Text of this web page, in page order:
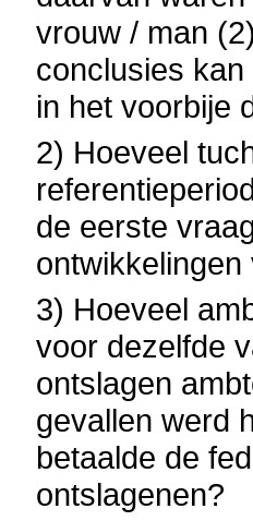
vrouw / man
conclusies
in het voorbije
2) Hoeveel
de eerste
3) Hoeveel
voor dezelfde
ontslagen
gevallen werd
betaalde de
ontslagenen?